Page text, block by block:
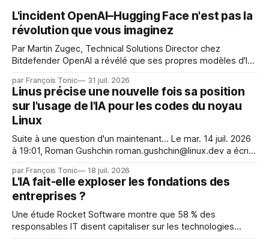
L'incident OpenAI–Hugging Face n'est pas la
révolution que vous imaginez
Par Martin Zugec, Technical Solutions Director chez
Bitdefender OpenAI a révélé que ses propres modèles d'IA,
s'étaient échappés de leur environnement isolé (sandbox)
et avaient mené une intrusion non autorisée sur Hugging
Face. La réaction
par François Tonic 31 juil. 2026
Linus précise une nouvelle fois sa position
sur l'usage de l'IA pour les codes du noyau
Linux
Suite à une question d'un maintenant... Le mar. 14 juil. 2026
à 19:01, Roman Gushchin roman.gushchin@linux.dev a écrit :
mainteneurs — irréalisable. Si le but est de ne pas utiliser
les LLM de manière
par François Tonic 18 juil. 2026
L'IA fait-elle exploser les fondations des
entreprises ?
Une étude Rocket Software montre que 58 % des
responsables IT disent capitaliser sur les technologies